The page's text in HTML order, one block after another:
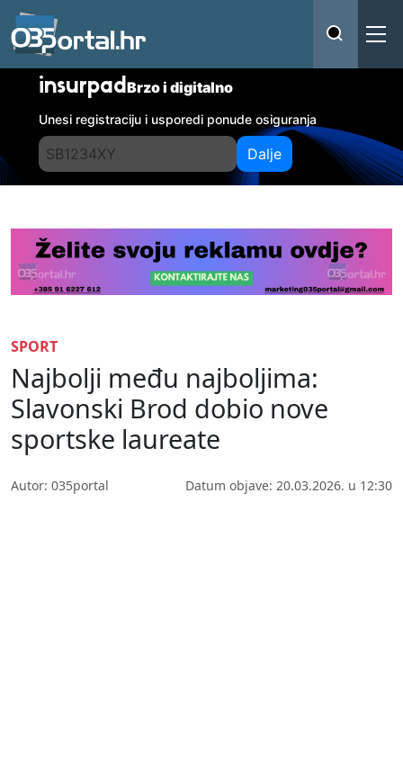
insurpadBrzo i digitalno
Unesi registraciju i usporedi ponude osiguranja
Dalje
SPORT
Najbolji među najboljima:
Slavonski Brod dobio nove
sportske laureate
Autor: 035portal Datum objave: 20.03.2026. u 12:30